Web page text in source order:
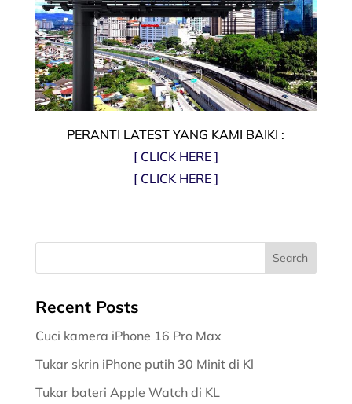
PERANTI LATEST YANG KAMI BAIKI :
[ CLICK HERE ]
[ CLICK HERE ]
Recent Posts
Cuci kamera iPhone 16 Pro Max
Tukar skrin iPhone putih 30 Minit di Kl
Tukar bateri Apple Watch di KL